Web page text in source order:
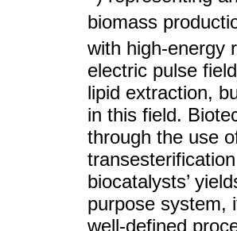
biomass
with high-energy
electric pulse
lipid extraction,
in this field.
through the use
biocatalysts’
purpose system,
well-defined